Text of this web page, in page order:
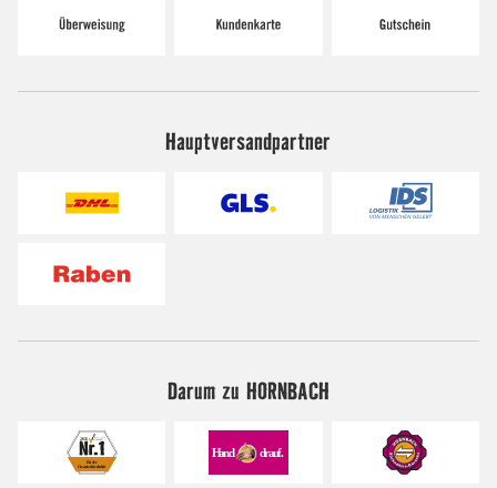
Hauptversandpartner
Darum zu HORNBACH